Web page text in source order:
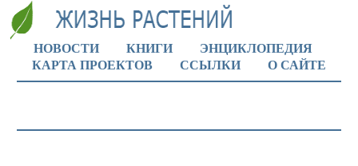
НОВОСТИ КНИГИ
ЭНЦИКЛОПЕДИЯ
КАРТА ПРОЕКТОВ
ССЫЛКИ О САЙТЕ